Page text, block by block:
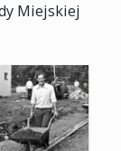
Miejskiej